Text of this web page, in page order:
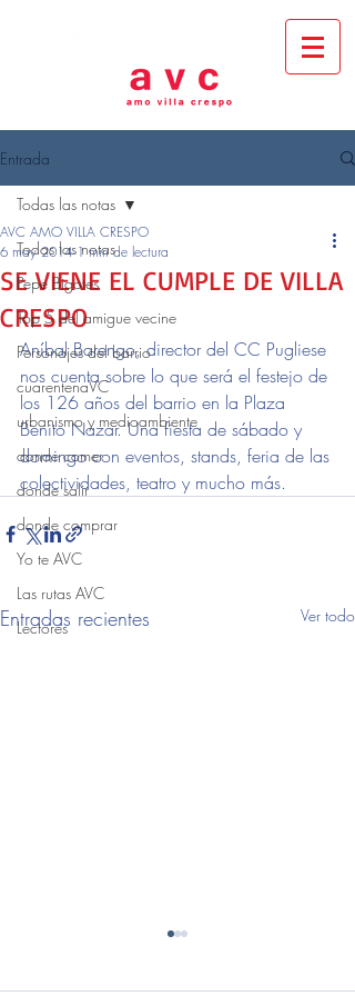
Entrada
Todas las notas
Pepe Bigotes
Top 5 del amigue vecine
Personajes del barrio
cuarentenaVC
urbanismo y medioambiente
donde comer
donde salir
donde comprar
Yo te AVC
Las rutas AVC
Lectores
Todas las notas
SE VIENE EL CUMPLE DE VILLA
CRESPO
AVC AMO VILLA CRESPO
6 may 2014 1 min de lectura
Aníbal Barengo, director del CC Pugliese
nos cuenta sobre lo que será el festejo de
los 126 años del barrio en la Plaza
Benito Nazar. Una fiesta de sábado y
domingo con eventos, stands, feria de las
colectividades, teatro y mucho más.
Entradas recientes Ver todo